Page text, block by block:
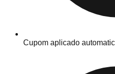
Cupom aplicado